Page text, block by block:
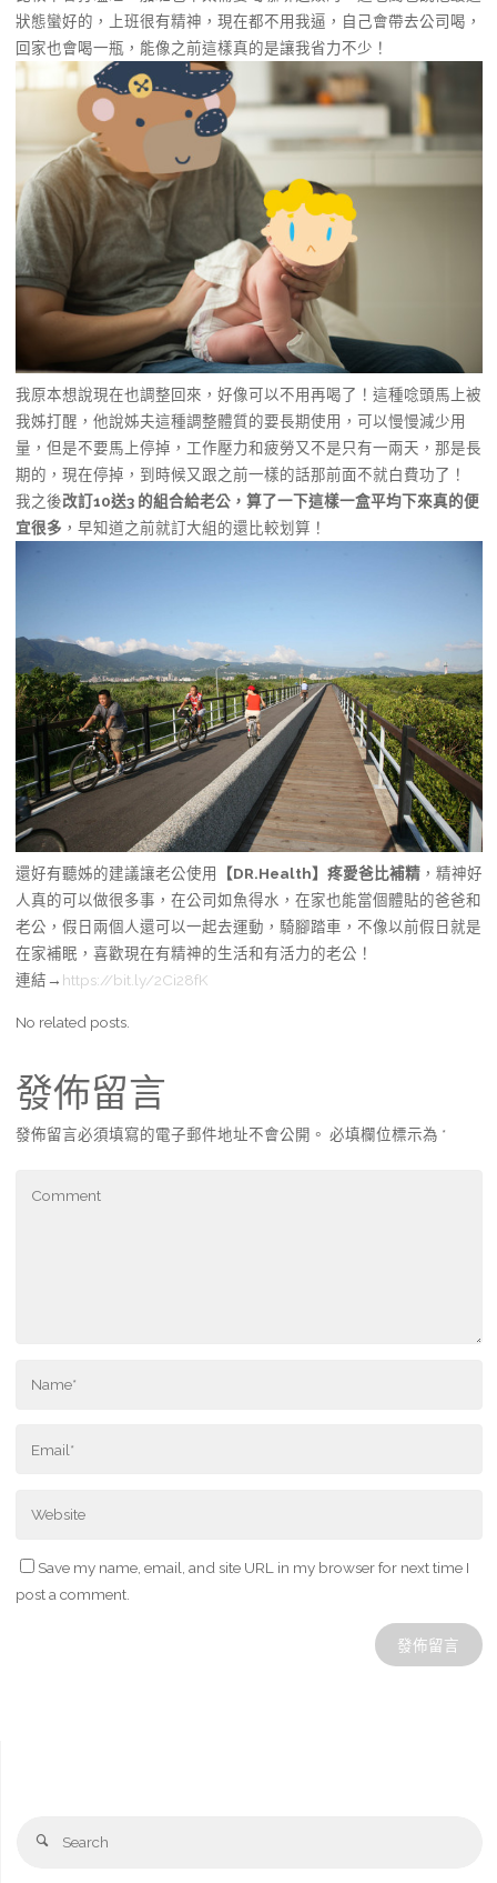
狀態蠻好的，上班很有精神，現在都不用我逼，自己會帶去公司喝，
回家也會喝一瓶，能像之前這樣真的是讓我省力不少！
我原本想說現在也調整回來，好像可以不用再喝了！這種唸頭馬上被
我姊打醒，他說姊夫這種調整體質的要長期使用，可以慢慢減少用
量，但是不要馬上停掉，工作壓力和疲勞又不是只有一兩天，那是長
期的，現在停掉，到時候又跟之前一樣的話那前面不就白費功了！
我之後改訂10送3 的組合給老公，算了一下這樣一盒平均下來真的便
宜很多 ，早知道之前就訂大組的還比較划算！
還好有聽姊的建議讓老公使用 【DR.Health】疼愛爸比補精，精神好
人真的可以做很多事，在公司如魚得水，在家也能當個體貼的爸爸和
老公，假日兩個人還可以一起去運動，騎腳踏車，不像以前假日就是
在家補眠，喜歡現在有精神的生活和有活力的老公！
連結→ https://bit.ly/2Ci28fK
No related posts.
發佈留言
發佈留言必須填寫的電子郵件地址不會公開。 必填欄位標示為 *
Save my name, email, and site URL in my browser for next time I
post a comment.
Search